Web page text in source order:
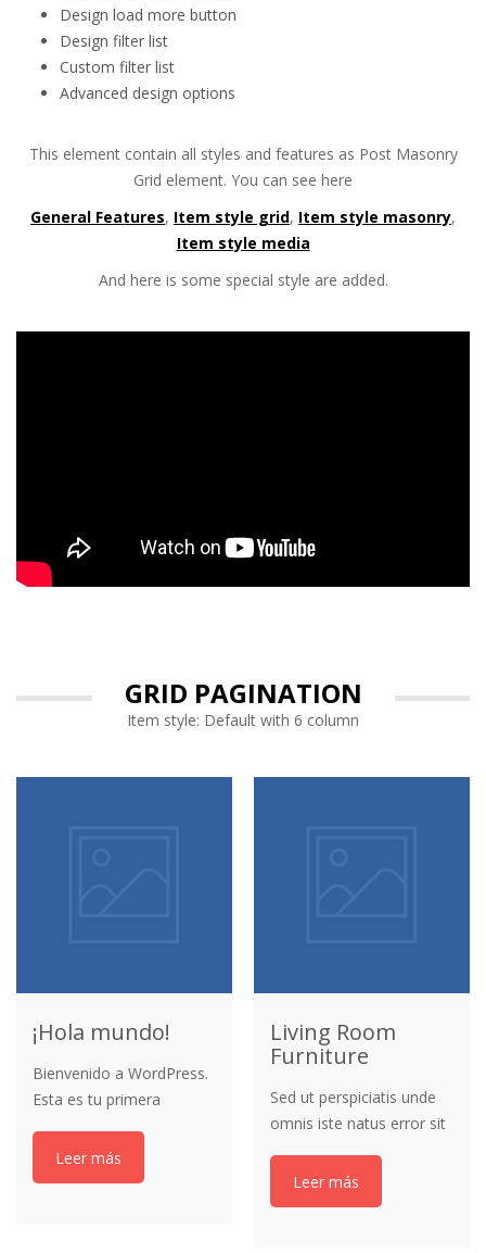
Design load more button
Design filter list
Custom filter list
Advanced design options
This element contain all styles and features as Post Masonry
Grid element. You can see here
General Features, Item style grid, Item style masonry,
Item style media
And here is some special style are added.
GRID PAGINATION
Item style: Default with 6 column
¡Hola mundo!
Bienvenido a WordPress.
Esta es tu primera
¡y comienza a escribir!
Leer más
Living Room
Furniture
Sed ut perspiciatis unde
omnis iste natus error sit
doloremque laudantium,
totam aperiam, eaque
Leer más